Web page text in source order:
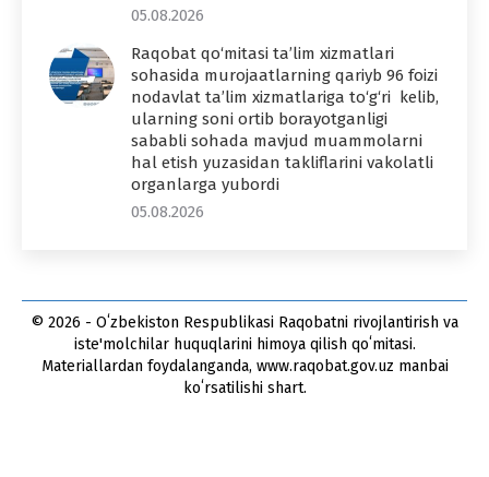
05.08.2026
Raqobat qo‘mitasi ta’lim xizmatlari
sohasida murojaatlarning qariyb 96 foizi
nodavlat ta’lim xizmatlariga to‘g‘ri kelib,
ularning soni ortib borayotganligi
sababli sohada mavjud muammolarni
hal etish yuzasidan takliflarini vakolatli
organlarga yubordi
05.08.2026
© 2026 - Oʻzbekiston Respublikasi Raqobatni rivojlantirish va
iste'molchilar huquqlarini himoya qilish qoʻmitasi.
Materiallardan foydalanganda, www.raqobat.gov.uz manbai
koʻrsatilishi shart.